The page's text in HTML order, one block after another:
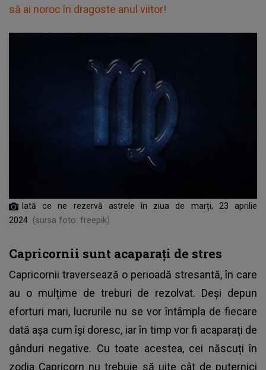
să ai noroc în dragoste anul viitor!
Iată ce ne rezervă astrele în ziua de marți, 23 aprilie
2024 (sursa foto: freepik)
Capricornii sunt acaparați de stres
Capricornii traversează o perioadă stresantă, în care
au o mulțime de treburi de rezolvat. Deși depun
eforturi mari, lucrurile nu se vor întâmpla de fiecare
dată așa cum își doresc, iar în timp vor fi acaparați de
gânduri negative. Cu toate acestea, cei născuți în
zodia Capricorn nu trebuie să uite cât de puternici